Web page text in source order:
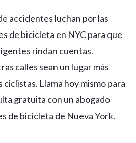
accidentes luchan por las
de bicicleta en NYC para que
rindan cuentas.
calles sean un lugar más
Llama hoy mismo para
gratuita con un abogado
de bicicleta de Nueva York.